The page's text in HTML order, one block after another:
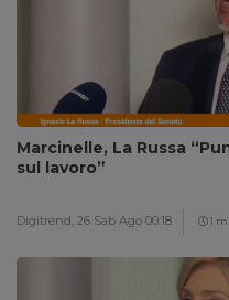
Marcinelle, La Russa
sul lavoro”
Digitrend, 26 Sab Ago 00:18 1